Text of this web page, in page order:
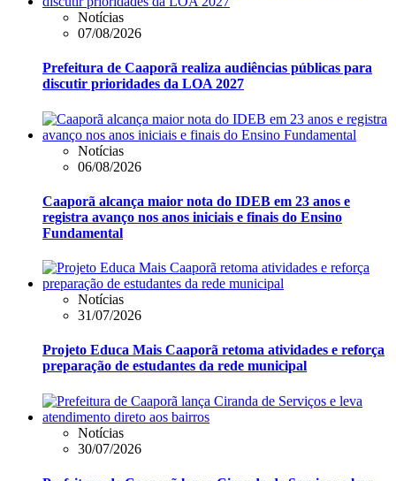
Notícias
07/08/2026
Prefeitura de Caaporã realiza audiências públicas para
discutir prioridades da LOA 2027
Notícias
06/08/2026
Caaporã alcança maior nota do IDEB em 23 anos e
registra avanço nos anos iniciais e finais do Ensino
Fundamental
Notícias
31/07/2026
Projeto Educa Mais Caaporã retoma atividades e reforça
preparação de estudantes da rede municipal
Notícias
30/07/2026